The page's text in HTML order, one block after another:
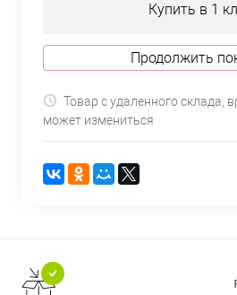
Купить в 1
Продолжить
Товар с удаленного склада,
может измениться